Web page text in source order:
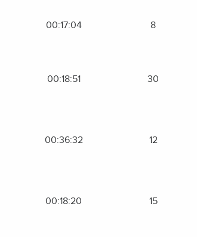
00:17:04 8
00:18:51 30
00:36:32 12
00:18:20 15